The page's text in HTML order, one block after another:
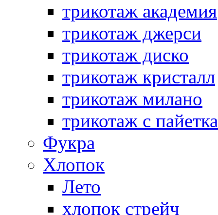
трикотаж академия
трикотаж джерси
трикотаж диско
трикотаж кристалл
трикотаж милано
трикотаж с
Фукра
Хлопок
Лето
хлопок стрейч